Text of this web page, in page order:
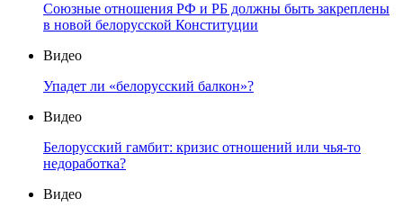
Союзные отношения РФ и РБ должны быть закреплены
в новой белорусской Конституции
Видео
Упадет ли «белорусский балкон»?
Видео
Белорусский гамбит: кризис отношений или чья-то
недоработка?
Видео